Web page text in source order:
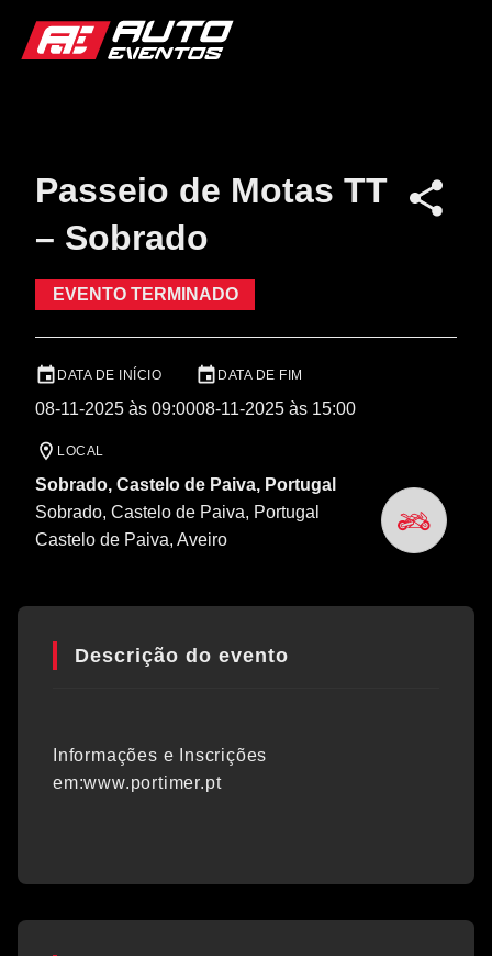
Passeio de Motas TT
– Sobrado
EVENTO TERMINADO
DATA DE INÍCIO
08-11-2025 às 09:00
DATA DE FIM
08-11-2025 às 15:00
LOCAL
Sobrado, Castelo de Paiva, Portugal
Sobrado, Castelo de Paiva, Portugal
Castelo de Paiva, Aveiro
Descrição do evento
Informações e Inscrições
em:www.portimer.pt